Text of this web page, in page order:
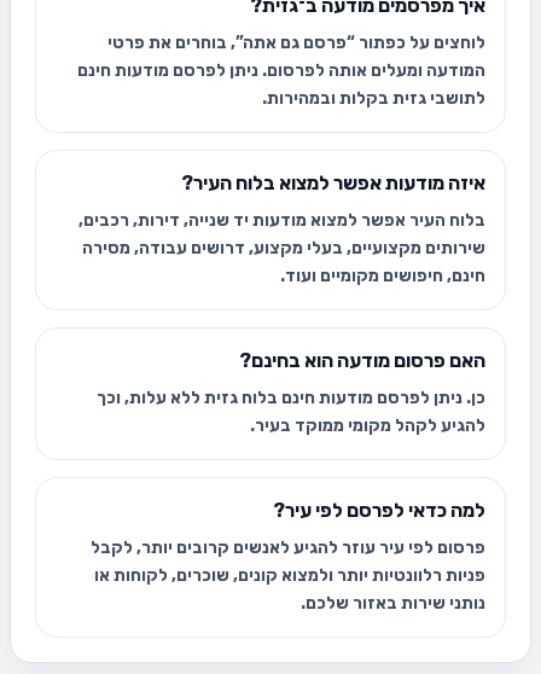
איך מפרסמים מודעה ב־גזית?
לוחצים על כפתור “פרסם גם אתה”, בוחרים את פרטי
המודעה ומעלים אותה לפרסום. ניתן לפרסם מודעות חינם
לתושבי גזית בקלות ובמהירות.
איזה מודעות אפשר למצוא בלוח העיר?
בלוח העיר אפשר למצוא מודעות יד שנייה, דירות, רכבים,
שירותים מקצועיים, בעלי מקצוע, דרושים עבודה, מסירה
חינם, חיפושים מקומיים ועוד.
האם פרסום מודעה הוא בחינם?
כן. ניתן לפרסם מודעות חינם בלוח גזית ללא עלות, וכך
להגיע לקהל מקומי ממוקד בעיר.
למה כדאי לפרסם לפי עיר?
פרסום לפי עיר עוזר להגיע לאנשים קרובים יותר, לקבל
פניות רלוונטיות יותר ולמצוא קונים, שוכרים, לקוחות או
נותני שירות באזור שלכם.